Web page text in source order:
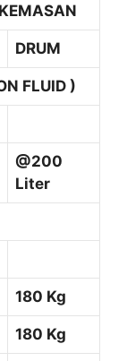
DRUM
FLUID )
@200
Liter
180 Kg
180 Kg